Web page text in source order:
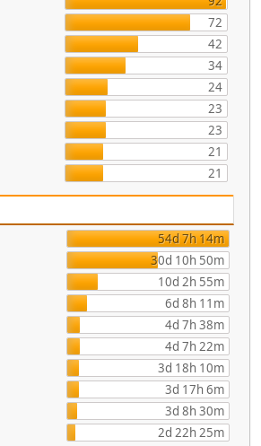
72
42
34
24
23
23
21
21
54d 7h 14m
30d 10h 50m
10d 2h 55m
6d 8h 11m
4d 7h 38m
4d 7h 22m
3d 18h 10m
3d 17h 6m
3d 8h 30m
2d 22h 25m